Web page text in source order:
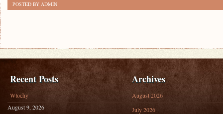
POSTED BY ADMIN
Recent Posts
Włochy
August 9, 2026
Archives
August 2026
July 2026